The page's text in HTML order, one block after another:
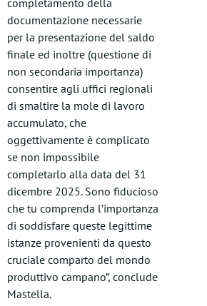
completamento della
documentazione necessarie
per la presentazione del saldo
finale ed inoltre (questione di
non secondaria importanza)
consentire agli uffici regionali
di smaltire la mole di lavoro
accumulato, che
oggettivamente è complicato
se non impossibile
completarlo alla data del 31
dicembre 2025. Sono fiducioso
che tu comprenda l’importanza
di soddisfare queste legittime
istanze provenienti da questo
cruciale comparto del mondo
produttivo campano”, conclude
Mastella.